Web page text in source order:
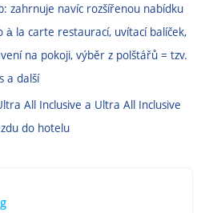
zahrnuje navíc rozšířenou nabídku
à la carte restaurací, uvítací balíček,
na pokoji, výběr z polštářů = tzv.
a další
All Inclusive a Ultra All Inclusive
do hotelu